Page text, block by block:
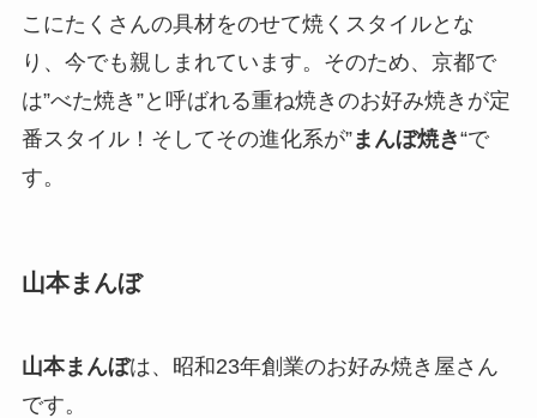
こにたくさんの具材をのせて焼くスタイルとな
り、今でも親しまれています。そのため、京都で
は”べた焼き”と呼ばれる重ね焼きのお好み焼きが定
番スタイル！そしてその進化系が”まんぼ焼き“で
す。
山本まんぼ
山本まんぼは、昭和23年創業のお好み焼き屋さん
です。